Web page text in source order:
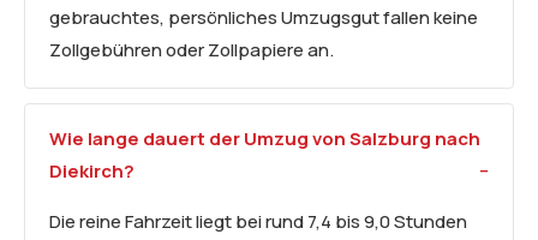
gebrauchtes, persönliches Umzugsgut fallen keine
Zollgebühren oder Zollpapiere an.
Wie lange dauert der Umzug von Salzburg nach
Diekirch?
Die reine Fahrzeit liegt bei rund 7,4 bis 9,0 Stunden